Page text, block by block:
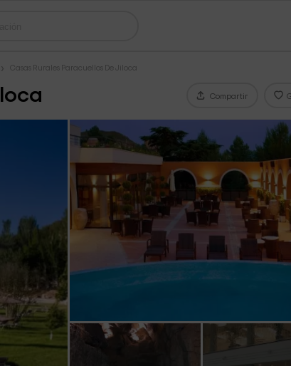
Casas Rurales Paracuellos De Jiloca
Compartir